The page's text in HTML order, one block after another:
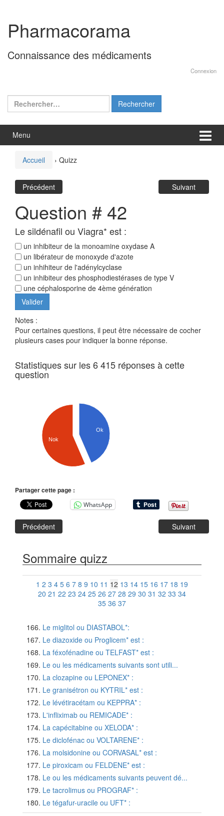
contenu
menu
principal
Pharmacorama
Connaissance des médicaments
Connexion
Rechercher :
Menu
Accueil › Quizz
Précédent Suivant
Question # 42
Le sildénafil ou Viagra* est :
un inhibiteur de la monoamine oxydase A
un libérateur de monoxyde d'azote
un inhihiteur de l'adénylcyclase
un inhibiteur des phosphodiestérases de type V
une céphalosporine de 4ème génération
Notes :
Pour certaines questions, il peut être nécessaire de cocher
plusieurs cases pour indiquer la bonne réponse.
Statistiques sur les 6 415 réponses à cette
question
Ok
Nok
Partager cette page :
WhatsApp
Précédent Suivant
Sommaire quizz
1 2 3 4 5 6 7 8 9 10 11 12 13 14 15 16 17 18 19
20 21 22 23 24 25 26 27 28 29 30 31 32 33 34
35 36 37
Le miglitol ou DIASTABOL*:
Le diazoxide ou Proglicem* est :
La féxofénadine ou TELFAST* est :
Le ou les médicaments suivants sont utili...
La clozapine ou LEPONEX* :
Le granisétron ou KYTRIL* est :
Le lévétiracétam ou KEPPRA* :
L'infliximab ou REMICADE* :
La capécitabine ou XELODA* :
Le diclofénac ou VOLTARENE* :
La molsidonine ou CORVASAL* est :
Le piroxicam ou FELDENE* est :
Le ou les médicaments suivants peuvent dé...
Le tacrolimus ou PROGRAF* :
Le tégafur-uracile ou UFT* :